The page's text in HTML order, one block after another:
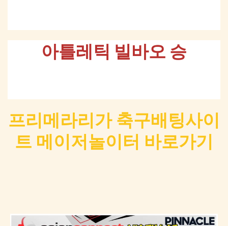
아틀레틱 빌바오 승
프리메라리가 축구배팅사이
트 메이저놀이터 바로가기